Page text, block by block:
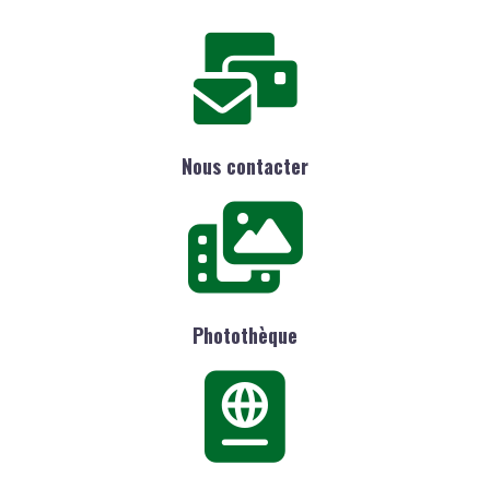
Nous contacter
Photothèque